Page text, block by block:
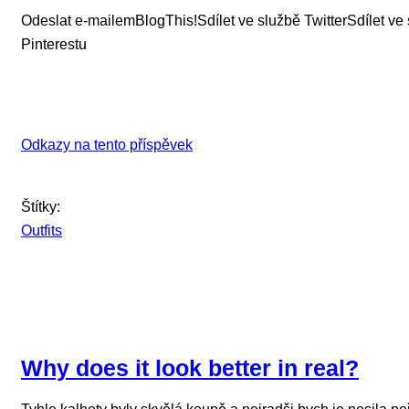
Odeslat e-mailemBlogThis!Sdílet ve službě TwitterSdílet ve
Pinterestu
Odkazy na tento příspěvek
Štítky:
Outfits
Why does it look better in real?